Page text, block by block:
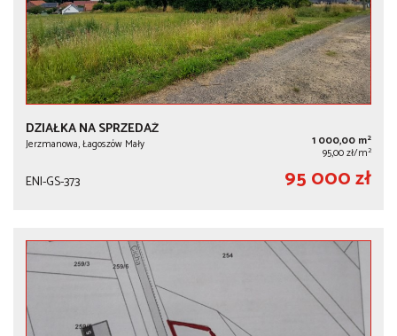
DZIAŁKA NA SPRZEDAŻ
Jerzmanowa, Łagoszów Mały 1 000,00 m2
95,00 zł/m2
ENI-GS-373 95 000 zł